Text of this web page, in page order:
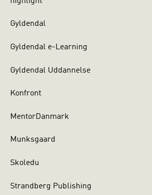
Gyldendal
Gyldendal e-Learning
Gyldendal Uddannelse
Konfront
MentorDanmark
Munksgaard
Skoledu
Strandberg Publishing